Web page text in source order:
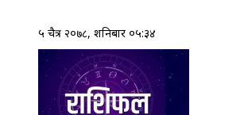
५ चैत्र २०७८, शनिबार ०५:३४